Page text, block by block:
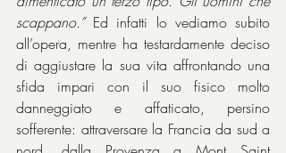
scappano.” Ed infatti lo vediamo subito
all’opera, mentre ha testardamente deciso
di aggiustare la sua vita affrontando una
sfida impari con il suo fisico molto
danneggiato e affaticato, persino
sofferente: attraversare la Francia da sud a